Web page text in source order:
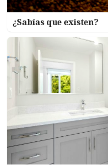
¿Sabías que existen?